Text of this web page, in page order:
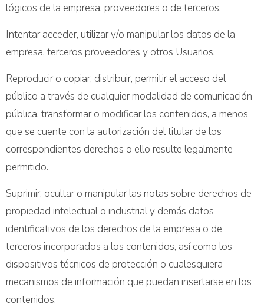
lógicos de la empresa, proveedores o de terceros.
Intentar acceder, utilizar y/o manipular los datos de la
empresa, terceros proveedores y otros Usuarios.
Reproducir o copiar, distribuir, permitir el acceso del
público a través de cualquier modalidad de comunicación
pública, transformar o modificar los contenidos, a menos
que se cuente con la autorización del titular de los
correspondientes derechos o ello resulte legalmente
permitido.
Suprimir, ocultar o manipular las notas sobre derechos de
propiedad intelectual o industrial y demás datos
identificativos de los derechos de la empresa o de
terceros incorporados a los contenidos, así como los
dispositivos técnicos de protección o cualesquiera
mecanismos de información que puedan insertarse en los
contenidos.